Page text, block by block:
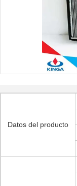
Datos del producto